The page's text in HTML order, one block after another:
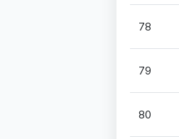
78
79
80